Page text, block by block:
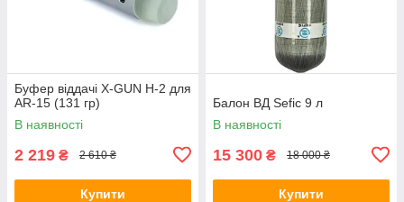
Буфер віддачі X-GUN H-2 для
AR-15 (131 гр)
В наявності
2 219 ₴ 2 610 ₴
Купити
Балон ВД Sefic 9 л
В наявності
15 300 ₴ 18 000 ₴
Купити